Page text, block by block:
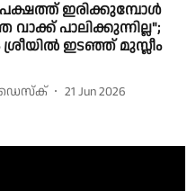
ഇരിക്കുമ്പോൾ
പാലിക്കുന്നില്ല";
ശ്രീയിൽ ഇടഞ്ഞ് മുസ്ലീം
21 Jun 2026